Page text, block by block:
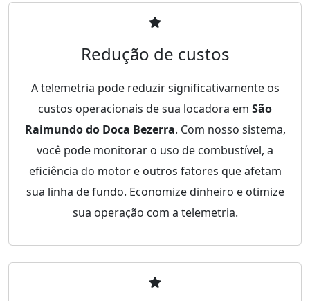
Redução de custos
A telemetria pode reduzir significativamente os
custos operacionais de sua locadora em São
Raimundo do Doca Bezerra. Com nosso sistema,
você pode monitorar o uso de combustível, a
eficiência do motor e outros fatores que afetam
sua linha de fundo. Economize dinheiro e otimize
sua operação com a telemetria.